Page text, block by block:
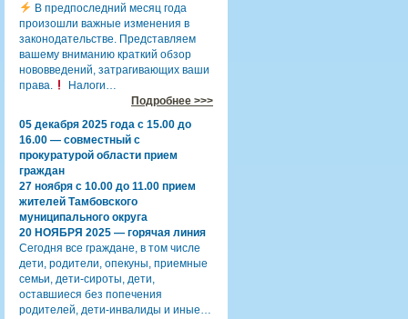
В предпоследний месяц года
произошли важные изменения в
законодательстве. Представляем
вашему вниманию краткий обзор
нововведений, затрагивающих ваши
права.
Налоги…
Подробнее >>>
05 декабря 2025 года с 15.00 до
16.00 — совместный с
прокуратурой области прием
граждан
27 ноября с 10.00 до 11.00 прием
жителей Тамбовского
муниципального округа
20 НОЯБРЯ 2025 — горячая линия
Сегодня все граждане, в том числе
дети, родители, опекуны, приемные
семьи, дети-сироты, дети,
оставшиеся без попечения
родителей, дети-инвалиды и иные…